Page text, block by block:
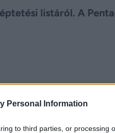
Personal Information
to third parties, or processing
listáról. A